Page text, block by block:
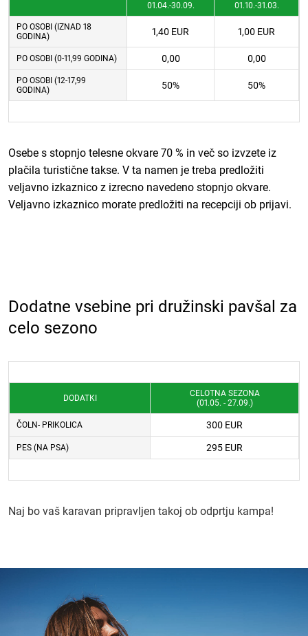
01.04.-30.09. 01.10.-31.03.
PO OSOBI (IZNAD 18
GODINA)
1,40 EUR 1,00 EUR
PO OSOBI (0-11,99 GODINA) 0,00 0,00
PO OSOBI (12-17,99
GODINA)
50% 50%
Osebe s stopnjo telesne okvare 70 % in več so izvzete iz
plačila turistične takse. V ta namen je treba predložiti
veljavno izkaznico z izrecno navedeno stopnjo okvare.
Veljavno izkaznico morate predložiti na recepciji ob prijavi.
Dodatne vsebine pri družinski pavšal za
celo sezono
DODATKI
CELOTNA SEZONA
(01.05. - 27.09.)
ČOLN- PRIKOLICA 300 EUR
PES (NA PSA) 295 EUR
Naj bo vaš karavan pripravljen takoj ob odprtju kampa!